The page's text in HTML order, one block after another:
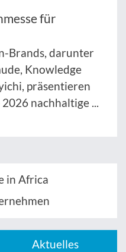
für
Brands, darunter
Knowledge
präsentieren
nachhaltige ...
in Africa
Aktuelles